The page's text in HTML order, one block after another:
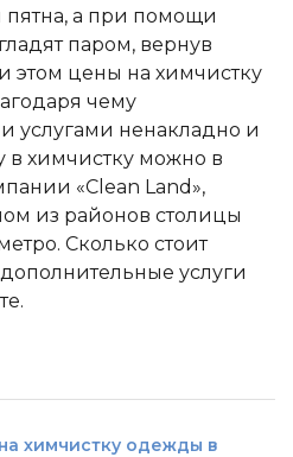
пятна, а при помощи
паром, вернув
этом цены на химчистку
чему
услугами ненакладно и
в химчистку можно в
«Clean Land»,
из районов столицы
Сколько стоит
услуги
химчистку одежды в